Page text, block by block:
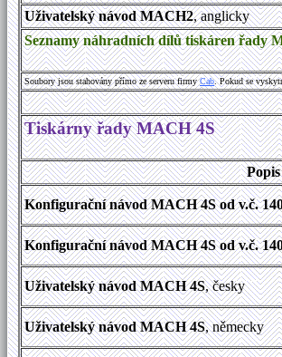
Uživatelský návod MACH2, anglicky
Seznamy náhradních dílů tiskáren řady
Soubory jsou stahovány přímo ze serveru firmyCab. Pokud se
Tiskárny řady MACH 4S
Popis
Konfigurační návod MACH 4S od v.č.
Konfigurační návod MACH 4S od v.č.
Uživatelský návod MACH 4S, česky
Uživatelský návod MACH 4S, německy